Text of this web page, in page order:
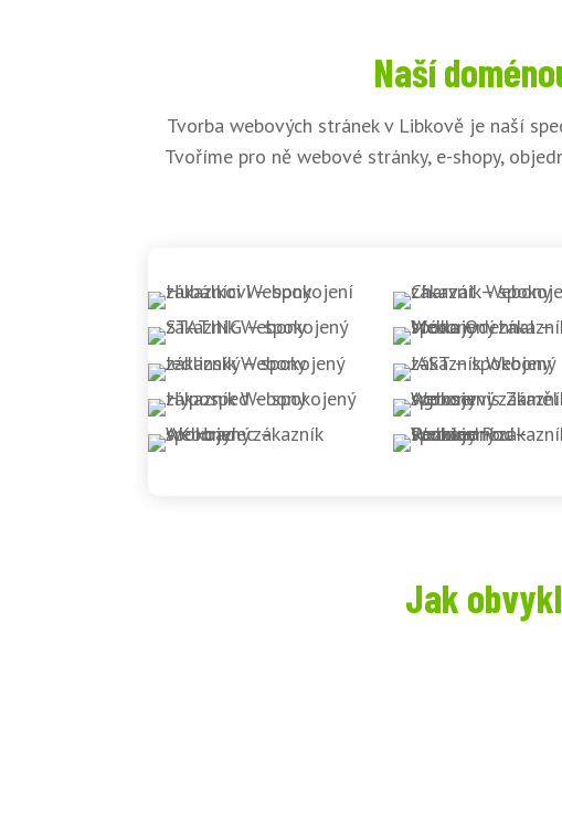
Naší
Tvorba webových stránek v Libkově je naší
Tvoříme pro ně webové stránky, e-shopy,
Jak